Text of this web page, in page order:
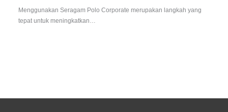
Menggunakan Seragam Polo Corporate merupakan langkah yang
tepat untuk meningkatkan…